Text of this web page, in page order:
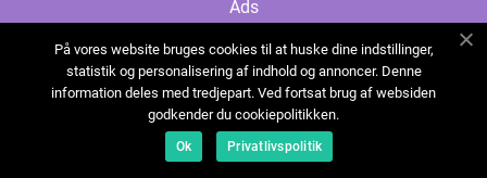
Ads
Cookies
Contact
Sitemap
På vores website bruges cookies til at huske dine indstillinger,
statistik og personalisering af indhold og annoncer. Denne
information deles med tredjepart. Ved fortsat brug af websiden
godkender du cookiepolitikken.
Ok Privatlivspolitik